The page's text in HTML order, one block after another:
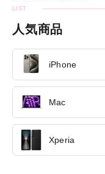
人気商品
iPhone
Mac
Xperia